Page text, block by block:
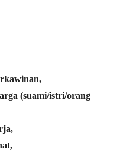
(suami/istri/orang